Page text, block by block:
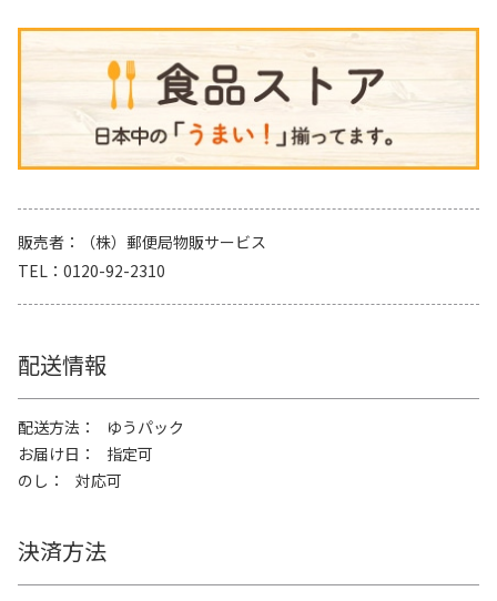
販売者
（株）郵便局物販サービス
TEL
0120-92-2310
配送情報
配送方法
ゆうパック
お届け日
指定可
のし
対応可
決済方法